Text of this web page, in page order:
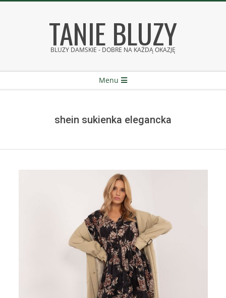
TANIE BLUZY
BLUZY DAMSKIE - DOBRE NA KAŻDĄ OKAZJĘ
Menu
shein sukienka elegancka